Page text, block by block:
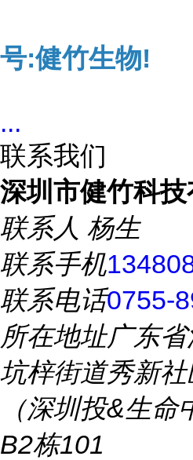
号:健竹生物!
...
联系我们
深圳市健竹科技
联系人 杨生
联系手机
联系电话0755-
所在地址广东
坑梓街道秀新
（深圳投&生命
B2栋101